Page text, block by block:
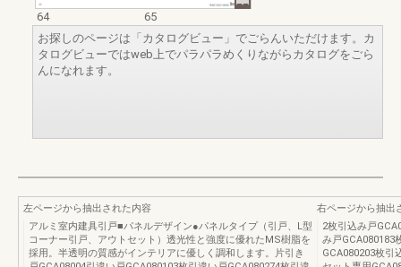
64
65
お探しのページは「カタログビュー」でごらんいただけます。カ
タログビューではweb上でパラパラめくりながらカタログをごら
んになれます。
左ページから抽出された内容
アルミ室内建具引戸■パネルデザイン●パネルタイプ（引戸、L型
コーナー引戸、アウトセット）透光性と強度に優れたMS樹脂を
採用。半透明の質感がインテリアに優しく調和します。片引き
右ページから抽出
2枚引込み戸
み戸GCA080183
GCA080203枚引